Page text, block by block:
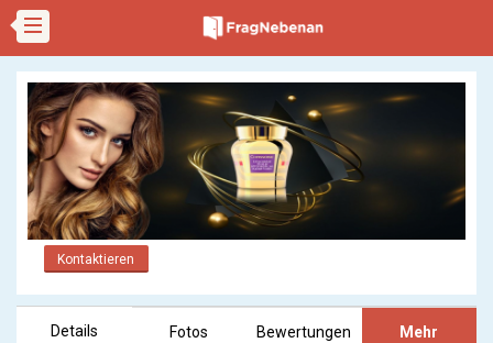
Kontaktieren
Details Fotos Bewertungen Mehr